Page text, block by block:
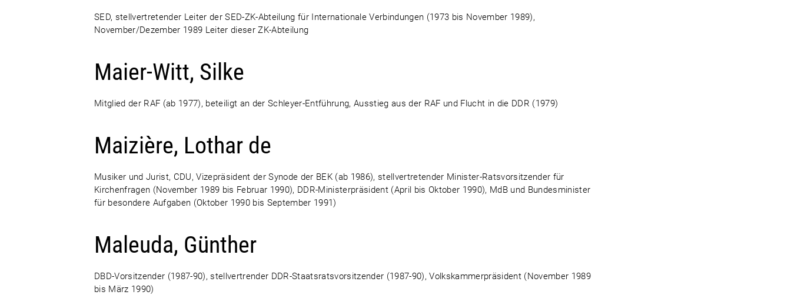
SED, stellvertretender Leiter der SED-ZK-Abteilung für Internationale Verbindungen (1973 bis November 1989),
November/Dezember 1989 Leiter dieser ZK-Abteilung
Maier-Witt, Silke
Mitglied der RAF (ab 1977), beteiligt an der Schleyer-Entführung, Ausstieg aus der RAF und Flucht in die DDR (1979)
Maizière, Lothar de
Musiker und Jurist, CDU, Vizepräsident der Synode der BEK (ab 1986), stellvertretender Minister-Ratsvorsitzender für
Kirchenfragen (November 1989 bis Februar 1990), DDR-Ministerpräsident (April bis Oktober 1990), MdB und Bundesminister
für besondere Aufgaben (Oktober 1990 bis September 1991)
Maleuda, Günther
DBD-Vorsitzender (1987-90), stellvertrender DDR-Staatsratsvorsitzender (1987-90), Volkskammerpräsident (November 1989
bis März 1990)